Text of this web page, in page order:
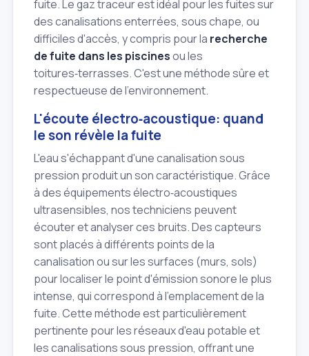
fuite. Le gaz traceur est idéal pour les fuites sur
des canalisations enterrées, sous chape, ou
difficiles d'accès, y compris pour la recherche
de fuite dans les piscinesou les
toitures‑terrasses. C'est une méthode sûre et
respectueuse de l'environnement.
L'écoute électro‑acoustique: quand
le son révèle la fuite
L'eau s'échappant d'une canalisation sous
pression produit un son caractéristique. Grâce
à des équipements électro‑acoustiques
ultrasensibles, nos techniciens peuvent
écouter et analyser ces bruits. Des capteurs
sont placés à différents points de la
canalisation ou sur les surfaces (murs, sols)
pour localiser le point d'émission sonore le plus
intense, qui correspond à l'emplacement de la
fuite. Cette méthode est particulièrement
pertinente pour les réseaux d'eau potable et
les canalisations sous pression, offrant une